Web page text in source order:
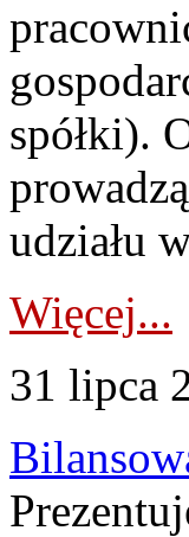
spółki).
udziału
Więcej...
31 lipca